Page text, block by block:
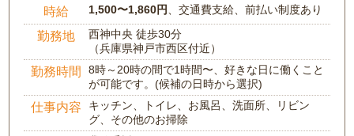
時給 1,500〜1,860円、交通費支給、前払い制度あり
勤務地
西神中央 徒歩30分
（兵庫県神戸市西区付近）
勤務時間
8時～20時の間で1時間〜、好きな日に働くこと
が可能です。(候補の日時から選択)
仕事内容
キッチン、トイレ、お風呂、洗面所、リビン
グ、その他のお掃除